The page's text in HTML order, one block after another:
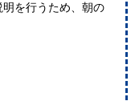
を行うため、朝の